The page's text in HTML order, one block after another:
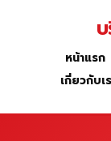
หน้าแรก
หน้าแรก
เกี่ยวกับเ